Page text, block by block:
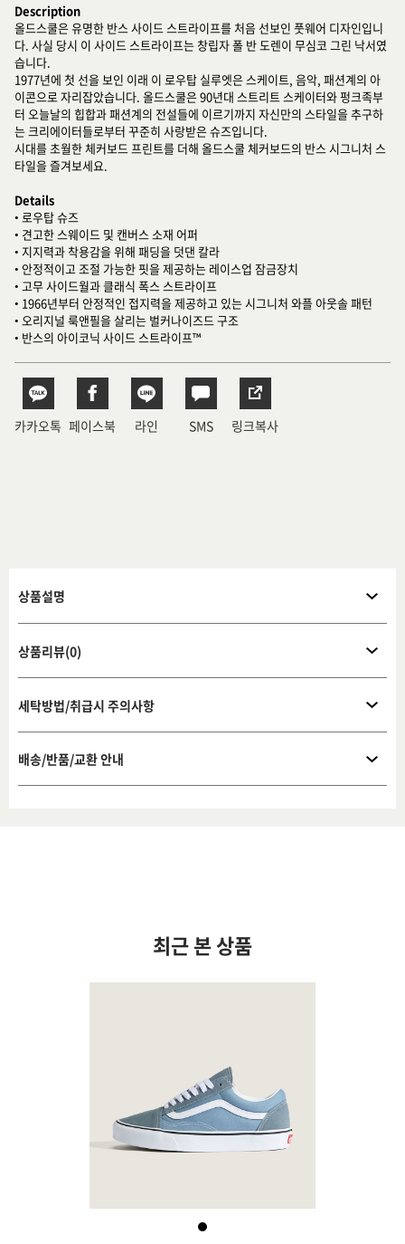
Description
올드스쿨은 유명한 반스 사이드 스트라이프를 처음 선보인 풋웨어 디자인입니
다. 사실 당시 이 사이드 스트라이프는 창립자 폴 반 도렌이 무심코 그린 낙서였
습니다.
1977년에 첫 선을 보인 이래 이 로우탑 실루엣은 스케이트, 음악, 패션계의 아
이콘으로 자리잡았습니다. 올드스쿨은 90년대 스트리트 스케이터와 펑크족부
터 오늘날의 힙합과 패션계의 전설들에 이르기까지 자신만의 스타일을 추구하
는 크리에이터들로부터 꾸준히 사랑받은 슈즈입니다.
시대를 초월한 체커보드 프린트를 더해 올드스쿨 체커보드의 반스 시그니처 스
타일을 즐겨보세요.
Details
• 로우탑 슈즈
• 견고한 스웨이드 및 캔버스 소재 어퍼
• 지지력과 착용감을 위해 패딩을 덧댄 칼라
• 안정적이고 조절 가능한 핏을 제공하는 레이스업 잠금장치
• 고무 사이드월과 클래식 폭스 스트라이프
• 1966년부터 안정적인 접지력을 제공하고 있는 시그니처 와플 아웃솔 패턴
• 오리지널 룩앤필을 살리는 벌커나이즈드 구조
• 반스의 아이코닉 사이드 스트라이프™
카카오톡 페이스북 라인 SMS 링크복사
상품설명
상품리뷰(0)
세탁방법/취급시 주의사항
배송/반품/교환 안내
최근 본 상품